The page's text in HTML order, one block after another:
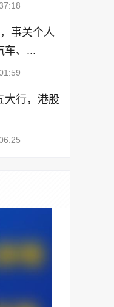
事关个人
车、...
大行，港股